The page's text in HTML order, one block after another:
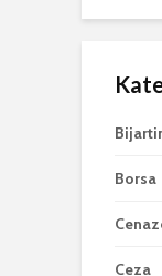
Borsa
Ceza